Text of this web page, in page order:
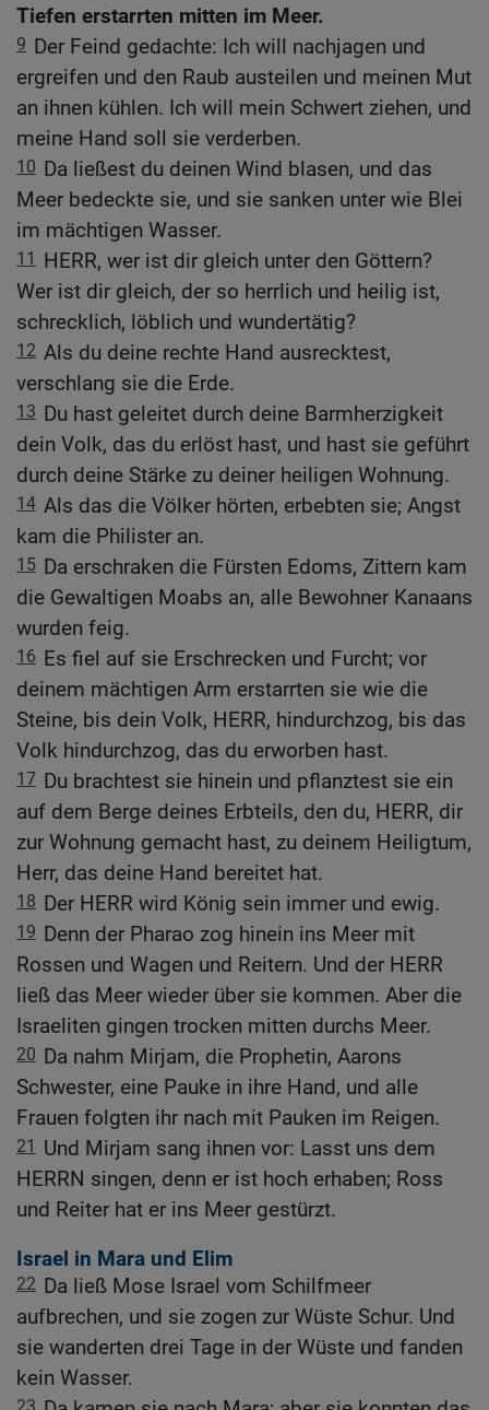
Tiefen erstarrten mitten im Meer.
9 Der Feind gedachte: Ich will nachjagen und
ergreifen und den Raub austeilen und meinen Mut
an ihnen kühlen. Ich will mein Schwert ziehen, und
meine Hand soll sie verderben.
10 Da ließest du deinen Wind blasen, und das
Meer bedeckte sie, und sie sanken unter wie Blei
im mächtigen Wasser.
11
HERR, wer ist dir gleich unter den Göttern?
Wer ist dir gleich, der so herrlich und heilig ist,
schrecklich, löblich und wundertätig?
12 Als du deine rechte Hand ausrecktest,
verschlang sie die Erde.
13 Du hast geleitet durch deine Barmherzigkeit
dein Volk, das du erlöst hast, und hast sie geführt
durch deine Stärke zu deiner heiligen Wohnung.
14 Als das die Völker hörten, erbebten sie; Angst
kam die Philister an.
15 Da erschraken die Fürsten Edoms, Zittern kam
die Gewaltigen Moabs an, alle Bewohner Kanaans
wurden feig.
16 Es fiel auf sie Erschrecken und Furcht; vor
deinem mächtigen Arm erstarrten sie wie die
Steine, bis dein Volk, HERR, hindurchzog, bis das
Volk hindurchzog, das du erworben hast.
17 Du brachtest sie hinein und pflanztest sie ein
auf dem Berge deines Erbteils, den du, HERR, dir
zur Wohnung gemacht hast, zu deinem Heiligtum,
Herr, das deine Hand bereitet hat.
18 Der HERR wird König sein immer und ewig.
19 Denn der Pharao zog hinein ins Meer mit
Rossen und Wagen und Reitern. Und der HERR
ließ das Meer wieder über sie kommen. Aber die
Israeliten gingen trocken mitten durchs Meer.
20 Da nahm Mirjam, die Prophetin, Aarons
Schwester, eine Pauke in ihre Hand, und alle
Frauen folgten ihr nach mit Pauken im Reigen.
21
Und Mirjam sang ihnen vor: Lasst uns dem
HERRN singen, denn er ist hoch erhaben; Ross
und Reiter hat er ins Meer gestürzt.
Israel in Mara und Elim
22 Da ließ Mose Israel vom Schilfmeer
aufbrechen, und sie zogen zur Wüste Schur. Und
sie wanderten drei Tage in der Wüste und fanden
kein Wasser.